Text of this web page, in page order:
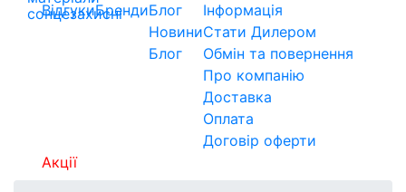
ВідгукиБрендиБлог
Новини
Блог
Інформація
Стати Дилером
Обмін та повернення
Про компанію
Доставка
Оплата
Договір оферти
Акції